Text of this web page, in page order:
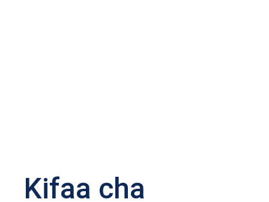
Kifaa cha